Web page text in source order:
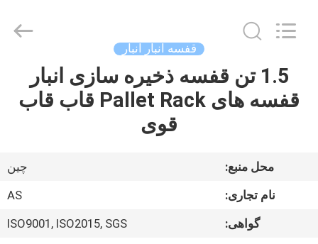
صفحه
اصلی
Display
Shelves
قفسه انبار انبار
1.5 تن قفسه ذخیره سازی انبار
قفسه های Pallet Rack قاب قاب
قوی
محل منبع:
چین
نام تجاری:
AS
گواهی:
ISO9001, ISO2015, SGS